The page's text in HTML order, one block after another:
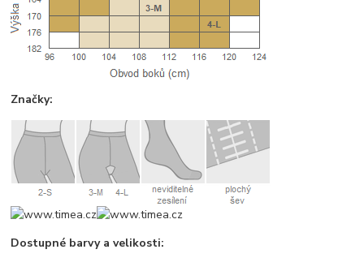
Značky:
Dostupné barvy a velikosti: